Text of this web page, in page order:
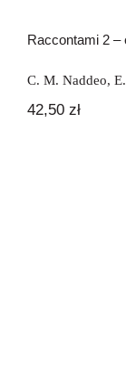
Raccontami 2 –
C. M. Naddeo,
42,50 zł